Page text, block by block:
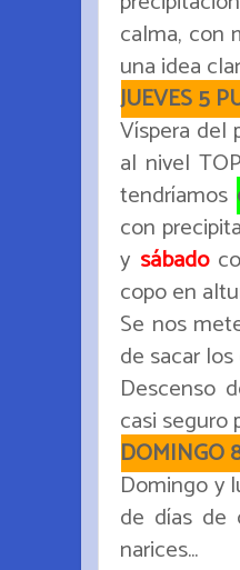
calma, con
una idea
JUEVES 5
Víspera del
al nivel
tendríamos
con
y sábado
copo en
Se nos
de sacar
Descenso
casi seguro
DOMINGO
Domingo y
de días de
narices...